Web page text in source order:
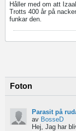
Håller med om att
Trotts 400 år på
funkar den.
Foton
Parasit på
av BosseD
Hej, Jag har blivit